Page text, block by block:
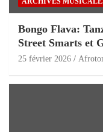
Bongo Flava:
Street Smarts et
25 février 2026